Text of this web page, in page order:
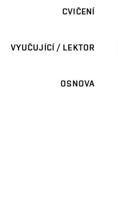
CVIČENÍ
VYUČUJÍCÍ / LEKTOR
OSNOVA